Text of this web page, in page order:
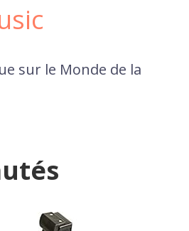
sur le Monde de la